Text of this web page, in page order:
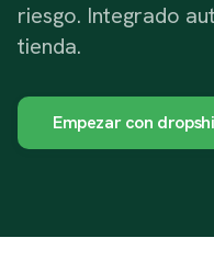
riesgo. Integrado
tienda.
Empezar con